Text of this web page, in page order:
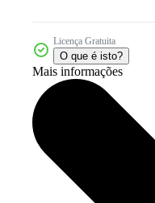
Licença Gratuita
O que é isto?
Mais informações